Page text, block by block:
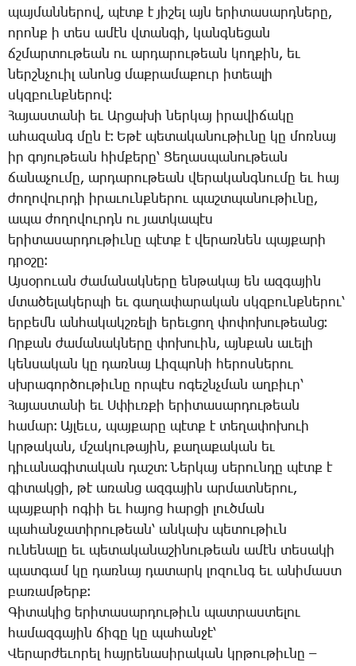
պայ­ման­նե­րով, պէտք է յի­շել այն ե­րի­տա­սարդ­նե­րը,
ո­րոնք ի տես ա­մէն վտան­գի, կանգ­նե­ցան
ճշմար­տու­թեան ու ար­դա­րու­թեան կող­քին, եւ
ներշն­չո­ւիլ ա­նոնց մաք­րա­մա­քուր ի­տեա­լի
սկզբունք­նե­րով։
­Հա­յաս­տա­նի եւ Ար­ցա­խի ներ­կայ ի­րա­վի­ճա­կը
ա­հա­զանգ մըն է։ Ե­թէ պե­տա­կա­նու­թիւ­նը կը մոռ­նայ
իր գո­յու­թեան հիմ­քե­րը՝ ­Ցե­ղաս­պա­նու­թեան
ճա­նա­չու­մը, ար­դա­րու­թեան վե­րա­կանգ­նու­մը եւ հայ
ժո­ղո­վուր­դի ի­րա­ւունք­նե­րու պաշտ­պա­նու­թիւ­նը,
ա­պա ժո­ղո­վուրդն ու յատ­կա­պէս
ե­րի­տա­սար­դու­թիւ­նը պէտք է վե­րառ­նեն պայ­քա­րի
դրօ­շը։
Այ­սօ­րո­ւան ժա­մա­նակ­նե­րը են­թա­կայ են ազ­գա­յին
մտա­ծե­լա­կեր­պի եւ գա­ղա­փա­րա­կան սկզբունք­նե­րու՝
եր­բեմն ան­հա­կակշ­ռե­լի ե­րեւ­ցող փո­փո­խու­թեանց։
Որ­քան ժա­մա­նակ­նե­րը փո­խո­ւին, այն­քան ա­ւե­լի
կեն­սա­կան կը դառ­նայ ­Լիզ­պո­նի հե­րոս­նե­րու
սխրա­գոր­ծու­թիւ­նը որ­պէս ո­գեշնչ­ման աղ­բիւր՝
­Հա­յաս­տա­նի եւ Ս­փիւռ­քի ե­րի­տա­սար­դու­թեան
հա­մար։ Այ­լեւս, պայ­քա­րը պէտք է տե­ղա­փո­խո­ւի
կրթա­կան, մշա­կու­թա­յին, քա­ղա­քա­կան եւ
դի­ւա­նա­գի­տա­կան դաշտ։ ­Ներ­կայ սե­րուն­դը պէտք է
գի­տակ­ցի, թէ ա­ռանց ազ­գա­յին ար­մատ­նե­րու,
պայ­քա­րի ո­գիի եւ հա­յոց հար­ցի լուծ­ման
պա­հան­ջա­տի­րու­թեան՝ ան­կախ պե­տու­թիւն
ու­նե­նա­լը եւ պե­տա­կա­նա­շի­նու­թեան ա­մէն տե­սա­կի
պատ­գամ կը դառ­նայ դա­տարկ լո­զունգ եւ ա­նի­մաստ
բա­ռամ­թերք։
­Գի­տա­կից ե­րի­տա­սար­դու­թիւն պատ­րաս­տե­լու
հա­մազ­գա­յին ճի­գը կը պա­հան­ջէ՝
­Վե­րար­ժե­ւո­րել հայ­րե­նա­սի­րա­կան կրթու­թիւ­նը –